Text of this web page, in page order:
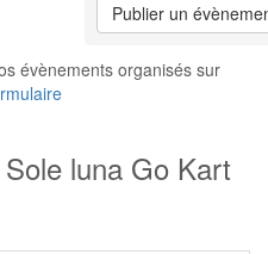
Publier un
évènements organisés sur
luna Go Kart